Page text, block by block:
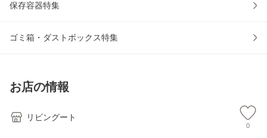
保存容器特集
ゴミ箱・ダストボックス特集
お店の情報
リビングート
0